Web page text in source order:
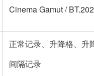
Cinema Gamut /
正常记录、升降格、升
间隔记录